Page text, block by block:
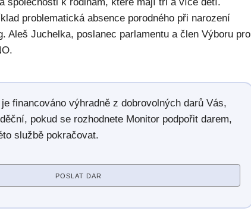
problematická absence porodného při narození
Aleš Juchelka, poslanec parlamentu a člen Výboru pro
financováno výhradně z dobrovolných darů Vás,
pokud se rozhodnete Monitor podpořit darem,
službě pokračovat.
POSLAT DAR